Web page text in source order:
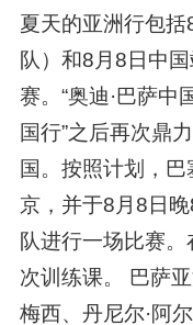
夏天的亚洲行包
队）和8月8日中
赛。“奥迪·巴萨中
国行”之后再次鼎
国。按照计划，
京，并于8月8日晚
队进行一场比赛
次训练课。 巴萨
梅西、丹尼尔·阿